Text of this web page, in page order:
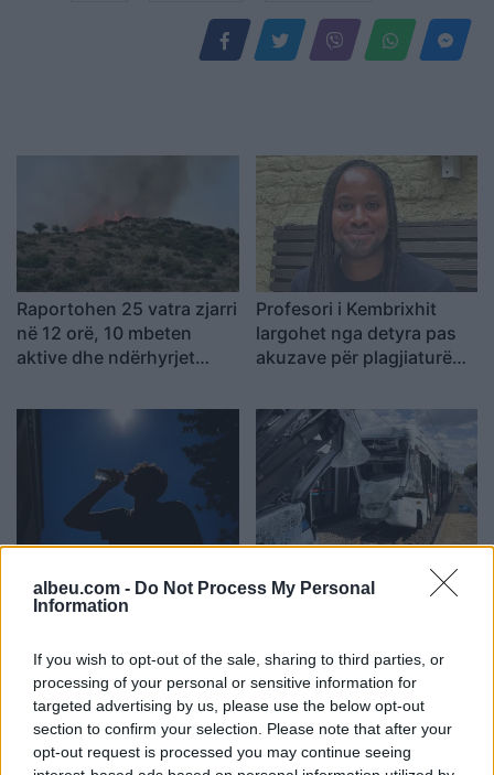
albeu.com - Do Not Process My Personal
Information
If you wish to opt-out of the sale, sharing to third parties, or
processing of your personal or sensitive information for
targeted advertising by us, please use the below opt-out
section to confirm your selection. Please note that after your
opt-out request is processed you may continue seeing
Raportohen 25 vatra zjarri
në 12 orë, 10 mbeten
aktive dhe ndërhyrjet
Profesori i Kembrixhit
largohet nga detyra pas
akuzave për plagjiaturë
vapë ekstreme,
termometri arrin 42.2
Gjermani, rreth 25 të